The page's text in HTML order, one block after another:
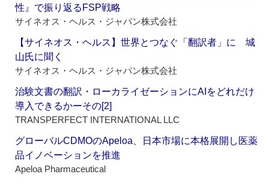
性』で振り返るFSP戦略
サイネオス・ヘルス・ジャパン株式会社
【サイネオス・ヘルス】世界とつなぐ「翻訳者」に 城
山氏に聞く
サイネオス・ヘルス・ジャパン株式会社
治験文書の翻訳・ローカライゼーションにAIをどれだけ
導入できるかーその[2]
TRANSPERFECT INTERNATIONAL LLC
グローバルCDMOのApeloa、日本市場に本格展開し医薬
品イノベーションを推進
Apeloa Pharmaceutical